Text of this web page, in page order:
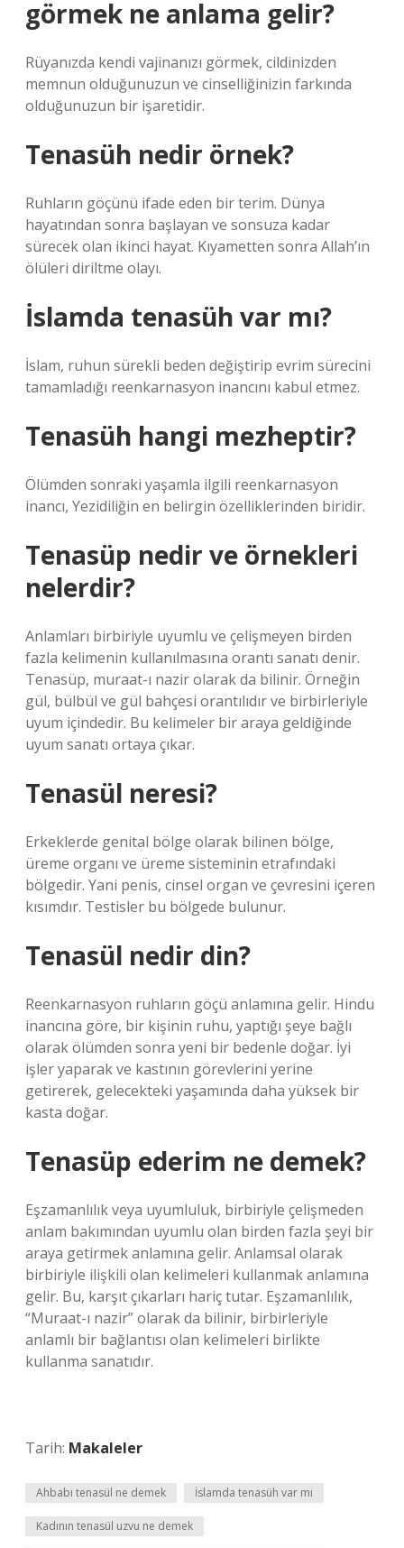
görmek ne anlama gelir?
Rüyanızda kendi vajinanızı görmek, cildinizden
memnun olduğunuzun ve cinselliğinizin farkında
olduğunuzun bir işaretidir.
Tenasüh nedir örnek?
Ruhların göçünü ifade eden bir terim. Dünya
hayatından sonra başlayan ve sonsuza kadar
sürecek olan ikinci hayat. Kıyametten sonra Allah’ın
ölüleri diriltme olayı.
İslamda tenasüh var mı?
İslam, ruhun sürekli beden değiştirip evrim sürecini
tamamladığı reenkarnasyon inancını kabul etmez.
Tenasüh hangi mezheptir?
Ölümden sonraki yaşamla ilgili reenkarnasyon
inancı, Yezidiliğin en belirgin özelliklerinden biridir.
Tenasüp nedir ve örnekleri
nelerdir?
Anlamları birbiriyle uyumlu ve çelişmeyen birden
fazla kelimenin kullanılmasına orantı sanatı denir.
Tenasüp, muraat-ı nazir olarak da bilinir. Örneğin
gül, bülbül ve gül bahçesi orantılıdır ve birbirleriyle
uyum içindedir. Bu kelimeler bir araya geldiğinde
uyum sanatı ortaya çıkar.
Tenasül neresi?
Erkeklerde genital bölge olarak bilinen bölge,
üreme organı ve üreme sisteminin etrafındaki
bölgedir. Yani penis, cinsel organ ve çevresini içeren
kısımdır. Testisler bu bölgede bulunur.
Tenasül nedir din?
Reenkarnasyon ruhların göçü anlamına gelir. Hindu
inancına göre, bir kişinin ruhu, yaptığı şeye bağlı
olarak ölümden sonra yeni bir bedenle doğar. İyi
işler yaparak ve kastının görevlerini yerine
getirerek, gelecekteki yaşamında daha yüksek bir
kasta doğar.
Tenasüp ederim ne demek?
Eşzamanlılık veya uyumluluk, birbiriyle çelişmeden
anlam bakımından uyumlu olan birden fazla şeyi bir
araya getirmek anlamına gelir. Anlamsal olarak
birbiriyle ilişkili olan kelimeleri kullanmak anlamına
gelir. Bu, karşıt çıkarları hariç tutar. Eşzamanlılık,
“Muraat-ı nazir” olarak da bilinir, birbirleriyle
anlamlı bir bağlantısı olan kelimeleri birlikte
kullanma sanatıdır.
Tarih: Makaleler
Ahbabı tenasül ne demek İslamda tenasüh var mı
Kadının tenasül uzvu ne demek